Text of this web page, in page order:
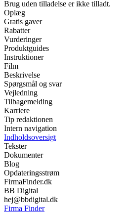
Brug uden tilladelse er ikke tilladt.
Oplæg
Gratis gaver
Rabatter
Vurderinger
Produktguides
Instruktioner
Film
Beskrivelse
Spørgsmål og svar
Vejledning
Tilbagemelding
Karriere
Tip redaktionen
Intern navigation
Indholdsoversigt
Tekster
Dokumenter
Blog
Opdateringsstrøm
FirmaFinder.dk
BB Digital
hej@bbdigital.dk
Firma Finder